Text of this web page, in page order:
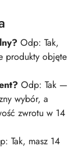
Odp: Tak,
produkty objęte
Odp: Tak —
wybór, a
zwrotu w 14
Tak, masz 14